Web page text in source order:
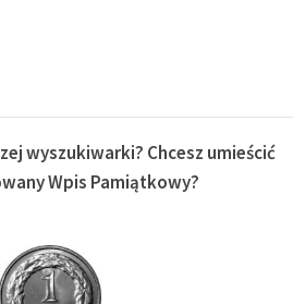
wyszukiwarki? Chcesz umieścić
Wpis Pamiątkowy?